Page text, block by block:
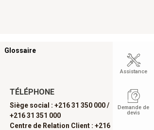
Glossaire
TÉLÉPHONE
Siège social : +216 31 350 000 /
+216 31 351 000
Centre de Relation Client : +216
Assistance
Demande de
devis